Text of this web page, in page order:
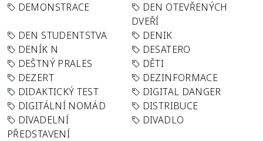
DEMONSTRACE
DEN OTEVŘENÝCH
DVEŘÍ
DEN STUDENTSTVA
DENIK
DENÍK N
DESATERO
DEŠTNÝ PRALES
DĚTI
DEZERT
DEZINFORMACE
DIDAKTICKÝ TEST
DIGITAL DANGER
DIGITÁLNÍ NOMÁD
DISTRIBUCE
DIVADELNÍ
PŘEDSTAVENÍ
DIVADLO